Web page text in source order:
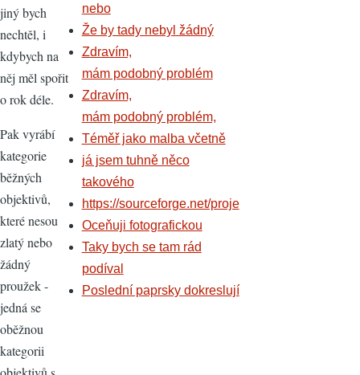
jiný bych
nechtěl, i
kdybych na
něj měl spořit
o rok déle.
Pak vyrábí
kategorie
běžných
objektivů,
které nesou
zlatý nebo
žádný
proužek -
jedná se
oběžnou
kategorii
nebo
Že by tady nebyl žádný
Zdravím,
mám podobný problém
Zdravím,
mám podobný problém,
Téměř jako malba včetně
já jsem tuhně něco
takového
https://sourceforge.net/proje
Oceňuji fotografickou
Taky bych se tam rád
podíval
Poslední paprsky dokreslují